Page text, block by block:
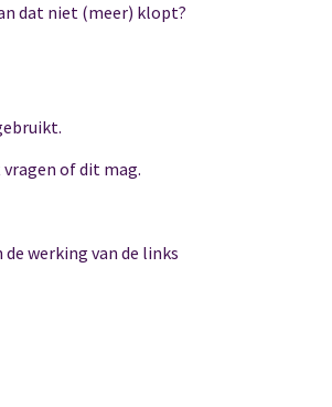
dat niet (meer) klopt?
of dit mag.
werking van de links